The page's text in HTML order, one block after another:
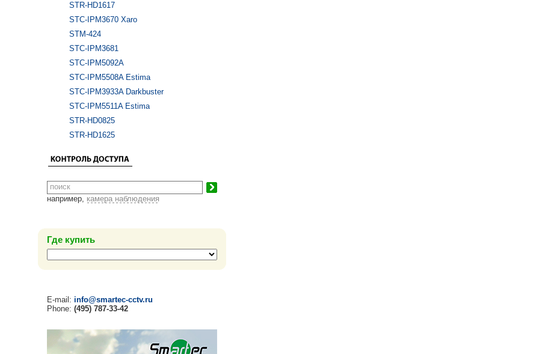
STR-HD1617
STC-IPM3670 Xaro
STM-424
STC-IPM3681
STC-IPM5092A
STC-IPM5508A Estima
STC-IPM3933A Darkbuster
STC-IPM5511A Estima
STR-HD0825
STR-HD1625
например, камера наблюдения
Где купить
E-mail: info@smartec-cctv.ru
Phone: (495) 787-33-42